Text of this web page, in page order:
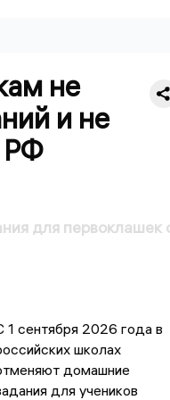
не
и не
РФ
для первоклашек
1 сентября 2026 года в
школах
домашние
для учеников